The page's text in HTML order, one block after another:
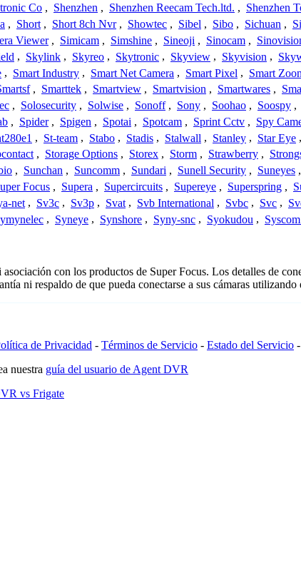
Co , Shenzhen , Shenzhen Reecam Tech.ltd. , Shenzhen
, Short , Short 8ch Nvr , Showtec , Sibel , Sibo , Sichuan ,
Viewer , Simicam , Simshine , Sineoji , Sinocam ,
, Skylink , Skyreo , Skytronic , Skyview , Skyvision ,
, Smart Industry , Smart Net Camera , Smart Pixel , Smart
, Smarttek , Smartview , Smartvision , Smartwares ,
, Solosecurity , Solwise , Sonoff , Sony , Soohao , Soospy ,
, Spider , Spigen , Spotai , Spotcam , Sprint Cctv , Spy
, St-team , Stabo , Stadis , Stalwall , Stanley , Star Eye ,
, Storage Options , Storex , Storm , Strawberry ,
, Sunchan , Suncomm , Sundari , Sunell Security , Suneyes ,
Focus , Supera , Supercircuits , Supereye , Superspring ,
net , Sv3c , Sv3p , Svat , Svb International , Svbc , Svc ,
, Syneye , Synshore , Syny-snc , Syokudou ,
con los productos de Super Focus. Los detalles de
ni respaldo de que pueda conectarse a sus cámaras utilizando
de Privacidad - Términos de Servicio - Estado del Servicio -
nuestra guía del usuario de Agent DVR
vs Frigate